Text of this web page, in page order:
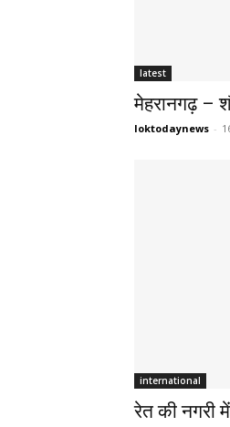
latest
मेहरानगढ़ –
loktodaynews -
international
रेत की नगरी